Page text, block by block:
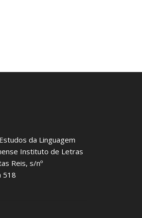
da Linguagem
Instituto de Letras
Reis, s/nº
518